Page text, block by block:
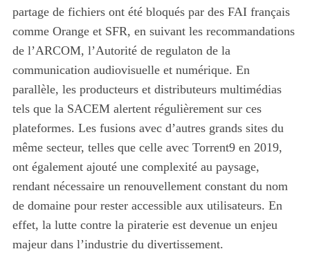
partage de fichiers ont été bloqués par des FAI français
comme Orange et SFR, en suivant les recommandations
de l’ARCOM, l’Autorité de regulaton de la
communication audiovisuelle et numérique. En
parallèle, les producteurs et distributeurs multimédias
tels que la SACEM alertent régulièrement sur ces
plateformes. Les fusions avec d’autres grands sites du
même secteur, telles que celle avec Torrent9 en 2019,
ont également ajouté une complexité au paysage,
rendant nécessaire un renouvellement constant du nom
de domaine pour rester accessible aux utilisateurs. En
effet, la lutte contre la piraterie est devenue un enjeu
majeur dans l’industrie du divertissement.